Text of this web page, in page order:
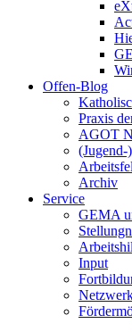
Offen-Blog
Praxis
AGOT
Archiv
Service
GEMA
Input